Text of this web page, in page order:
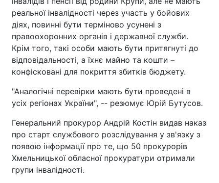
реальної інвалідності через участь у бойових
діях, повинні бути терміново усунені з
правоохоронних органів і державної служби.
Крім того, такі особи мають бути притягнуті до
відповідальності, а їхнє майно та кошти –
конфісковані для покриття збитків бюджету.
"Аналогічні перевірки мають бути проведені в
усіх регіонах України", -- резюмує Юрій Бутусов.
Генеральний прокурор Андрій Костін видав наказ
про старт службового розслідування у зв'язку з
появою інформації про те, що 50 прокурорів
Хмельницької обласної прокуратури отримали
групи інвалідності.